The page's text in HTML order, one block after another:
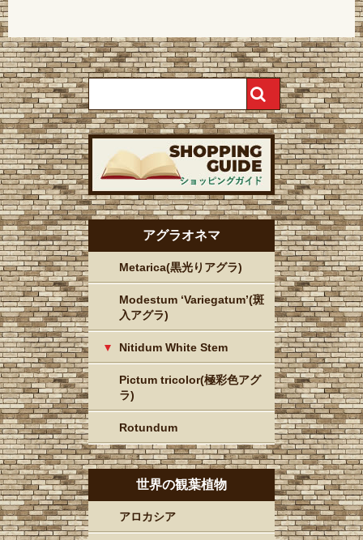
アグラオネマ
Metarica(黒光りアグラ)
Modestum ‘Variegatum’(斑
入アグラ)
Nitidum White Stem
Pictum tricolor(極彩色アグ
ラ)
Rotundum
世界の観葉植物
アロカシア